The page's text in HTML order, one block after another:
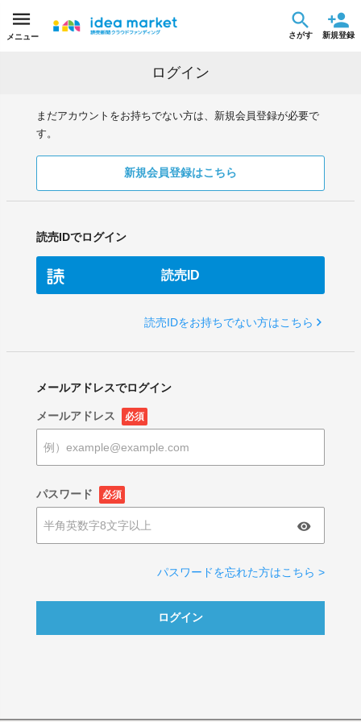
メニュー さがす 新規登録
ログイン
まだアカウントをお持ちでない方は、新規会員登録が必要で
す。
新規会員登録はこちら
読売IDでログイン
読売ID
読売IDをお持ちでない方はこちら
メールアドレスでログイン
メールアドレス 必須
パスワード 必須
パスワードを忘れた方はこちら >
ログイン